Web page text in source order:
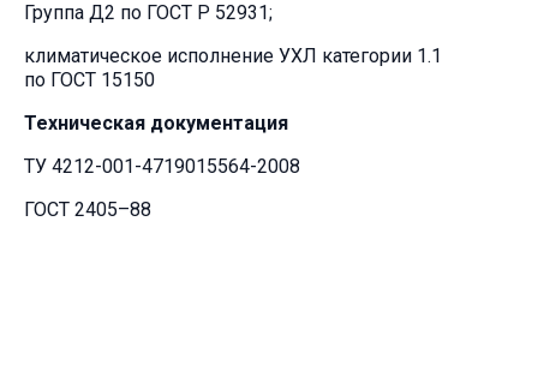
Группа Д2 по ГОСТ Р 52931;
климатическое исполнение УХЛ категории 1.1
по ГОСТ 15150
Техническая документация
ТУ 4212-001-4719015564-2008
ГОСТ 2405–88